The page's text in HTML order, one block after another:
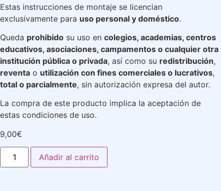
Estas instrucciones de montaje se licencian
exclusivamente para uso personal y doméstico.
Queda prohibido su uso en colegios, academias, centros
educativos, asociaciones, campamentos o cualquier otra
institución pública o privada, así como su redistribución,
reventa o utilización con fines comerciales o lucrativos,
total o parcialmente, sin autorización expresa del autor.
La compra de este producto implica la aceptación de
estas condiciones de uso.
9,00€
Añadir al carrito